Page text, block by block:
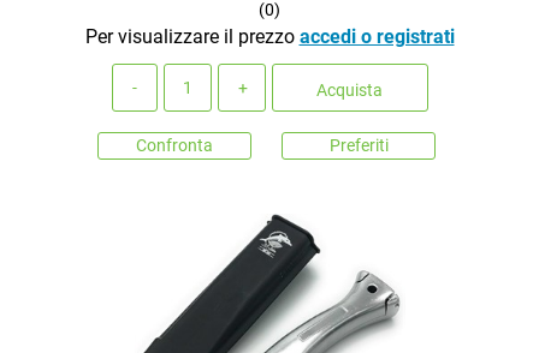
(0)
Per visualizzare il prezzo accedi o registrati
Acquista
Confronta Preferiti